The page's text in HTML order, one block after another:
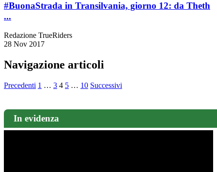
#BuonaStrada in Transilvania, giorno 12: da Theth
...
Redazione TrueRiders
28 Nov 2017
Navigazione articoli
Precedenti 1 … 3 4 5 … 10 Successivi
In evidenza